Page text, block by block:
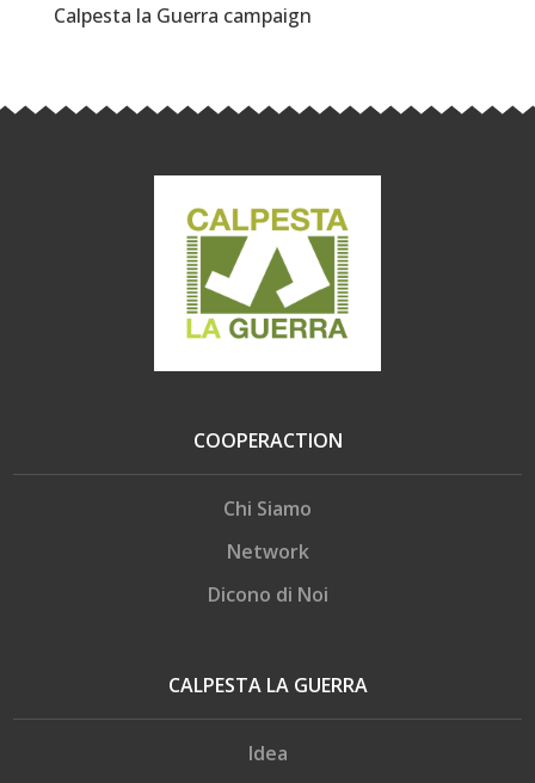
Calpesta la Guerra campaign
COOPERACTION
Chi Siamo
Network
Dicono di Noi
CALPESTA LA GUERRA
Idea